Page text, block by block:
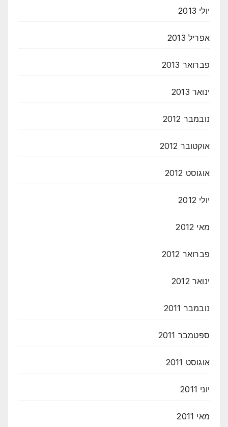
יולי 2013
אפריל 2013
פברואר 2013
ינואר 2013
נובמבר 2012
אוקטובר 2012
אוגוסט 2012
יולי 2012
מאי 2012
פברואר 2012
ינואר 2012
נובמבר 2011
ספטמבר 2011
אוגוסט 2011
יוני 2011
מאי 2011